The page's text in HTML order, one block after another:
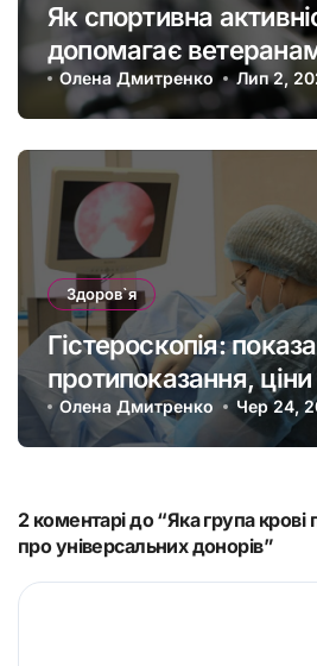
Як спортивна
допомагає
підтримувати
якість життя
Олена Дмитренко Лип 2,
Здоров`я
Гістероскопія:
протипоказання, ціни
Олена Дмитренко Чер 24,
2 коментарі до “Яка група крові
про універсальних донорів”